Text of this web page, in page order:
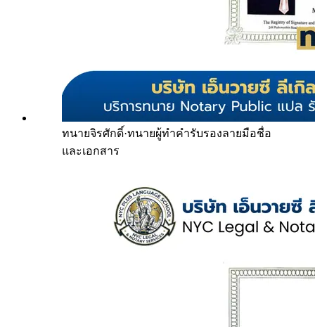
ทนายจิรศักดิ์·ทนายผู้ทำคำรับรองลายมือชื่อ
และเอกสาร